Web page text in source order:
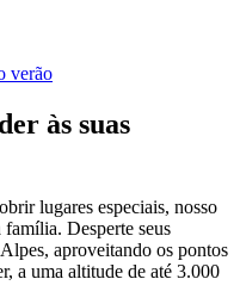
verão
às suas
lugares especiais, nosso
Desperte seus
aproveitando os pontos
a uma altitude de até 3.000